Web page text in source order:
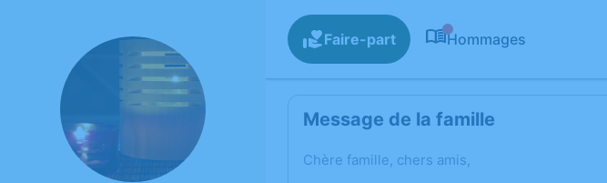
Faire-part Hommages
Message de la famille
Chère famille, chers amis,